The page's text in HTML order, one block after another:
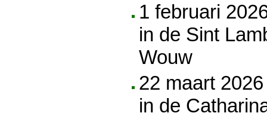
1 februari
in de Sint
Wouw
22 maart
in de